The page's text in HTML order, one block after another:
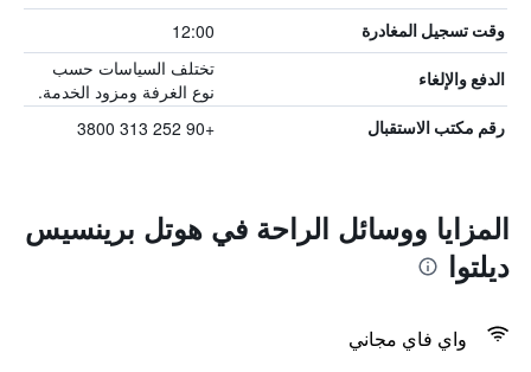
وقت تسجيل المغادرة 12:00
الدفع والإلغاء
تختلف السياسات حسب
نوع الغرفة ومزود الخدمة.
رقم مكتب الاستقبال +90 252 313 3800
المزايا ووسائل الراحة في هوتل برينسيس
ديلتوا
واي فاي مجاني